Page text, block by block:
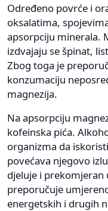
Određeno povrće i
oksalatima,
apsorpciju minerala.
izdvajaju se špinat,
Zbog toga je
konzumaciju
magnezija.
Na apsorpciju
kofeinska pića.
organizma da
povećava njegovo
djeluje i prekomjeran
preporučuje
energetskih i drugih